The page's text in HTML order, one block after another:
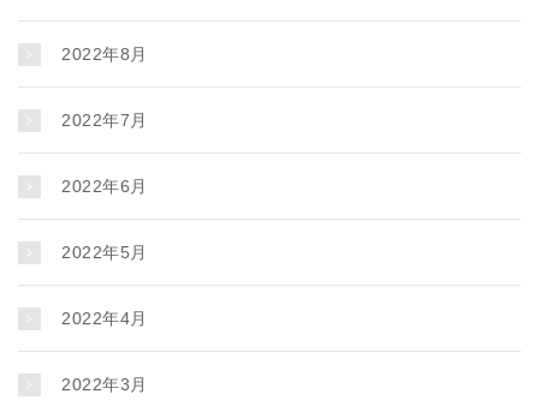
2022年8月
2022年7月
2022年6月
2022年5月
2022年4月
2022年3月